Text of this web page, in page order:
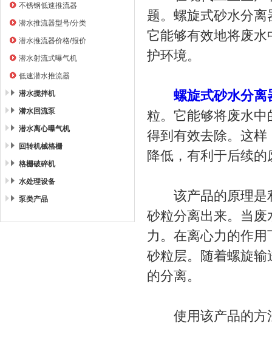
不锈钢低速推流器
潜水推流器型号/分类
潜水推流器价格/报价
潜水射流式曝气机
低速潜水推流器
潜水搅拌机
潜水回流泵
潜水离心曝气机
回转机械格栅
格栅破碎机
水处理设备
泵类产品
题。螺旋式砂水分
它能够有效地将废
护环境。
螺旋式砂水分离
粒。它能够将废水
得到有效去除。这
降低，有利于后续
该产品的原理是利
砂粒分离出来。当
力。在离心力的作
砂粒层。随着螺旋
的分离。
使用该产品的方